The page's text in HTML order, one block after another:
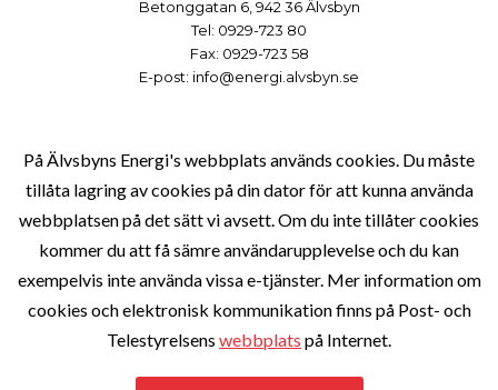
Betonggatan 6, 942 36 Älvsbyn
Tel: 0929-723 80
Fax: 0929-723 58
E-post: info@energi.alvsbyn.se
Verksamheter
Kundservice
På Älvsbyns Energi's webbplats används cookies. Du måste
tillåta lagring av cookies på din dator för att kunna använda
webbplatsen på det sätt vi avsett. Om du inte tillåter cookies
kommer du att få sämre användarupplevelse och du kan
exempelvis inte använda vissa e-tjänster. Mer information om
cookies och elektronisk kommunikation finns på Post- och
Telestyrelsens webbplats på Internet.